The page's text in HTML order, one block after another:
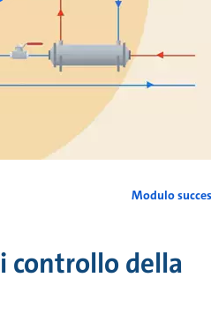
Modulo
controllo della